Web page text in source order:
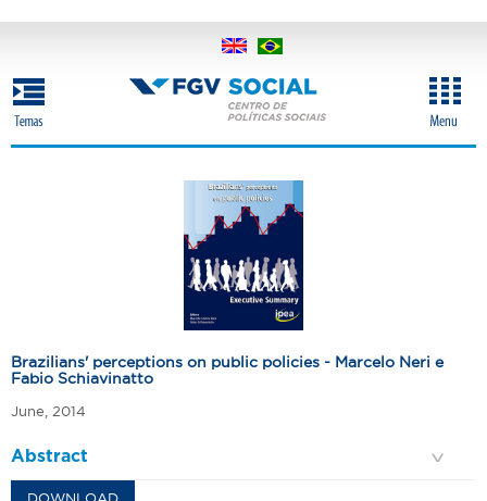
content
Brazilians' perceptions on public policies - Marcelo Neri e
Fabio Schiavinatto
June, 2014
Abstract